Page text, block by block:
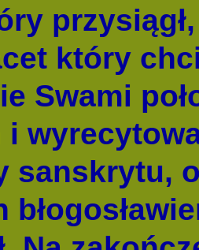
który
Swami
i
sanskrytu,